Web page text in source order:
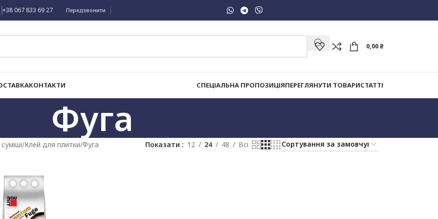
+38 067 833 69 27 Передзвонити
0,00₴
КОНТАКТИ СПЕЦІАЛЬНА ПРОПОЗИЦІЯПЕРЕГЛЯНУТИ ТОВАРИСТАТТІ
Фуга
Клей для плитки Фуга Показати 12 24 48 Всі